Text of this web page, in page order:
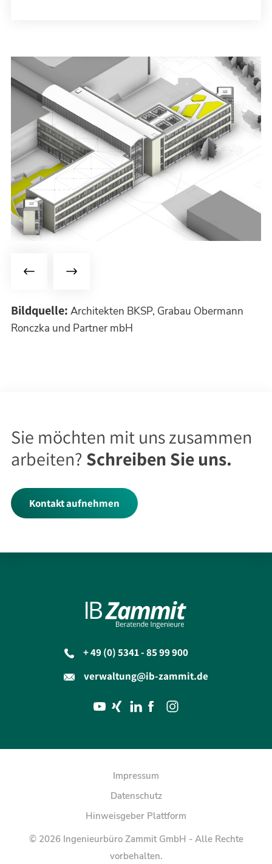
Bildquelle: Architekten BKSP, Grabau Obermann
Ronczka und Partner mbH
Sie möchten mit uns zusammen
arbeiten? Schreiben Sie uns.
Kontakt aufnehmen
+ 49 (0) 5341 - 85 99 900
verwaltung@ib-zammit.de
© 2026 Ingenieurbüro Zammit GmbH - Alle Rechte
vorbehalten.
Impressum
Datenschutz
Hinweisgeber Plattform